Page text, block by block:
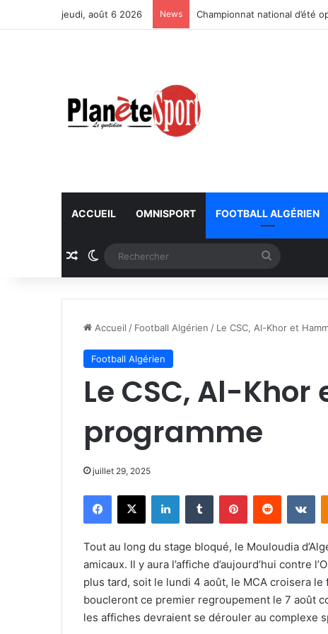
jeudi, août 6 2026 News Championnat national d’été
ACCUEIL OMNISPORT FOOTBALL ALGÉRIEN
Article Aléatoire
Switch skin
Accueil / Football Algérien / Le CSC, Al-Khor et
Football Algérien
Le CSC, Al-
programme
juillet 29, 2025
Facebook
X LinkedinTumblr PinterestReddit
Tout au long du stage bloqué, le Mouloudia
amicaux. Il y aura l’affiche d’aujourd’hui contre
plus tard, soit le lundi 4 août, le MCA croisera le
boucleront ce premier regroupement le 7 août
les affiches devraient se dérouler au complexe